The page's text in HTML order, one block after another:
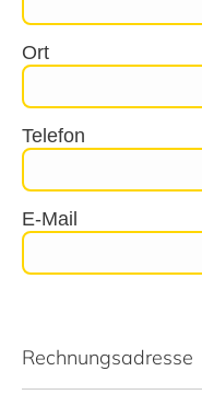
Ort
Telefon
E-Mail
Rechnungsadresse